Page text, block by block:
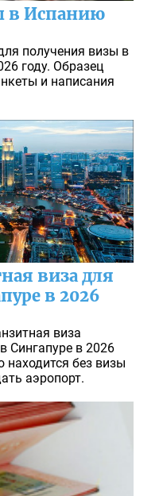
в Испанию
получения визы в
году. Образец
и написания
виза для
в 2026
виза
Сингапуре в 2026
находится без визы
аэропорт.